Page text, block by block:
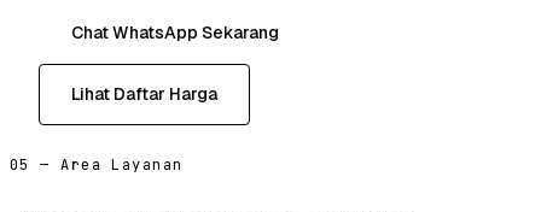
Chat WhatsApp Sekarang
Lihat Daftar Harga
05 — Area Layanan